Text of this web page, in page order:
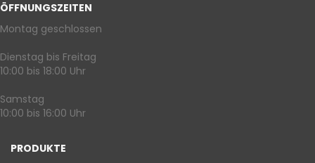
ÖFFNUNGSZEITEN
Montag geschlossen
Dienstag bis Freitag
10:00 bis 18:00 Uhr
Samstag
10:00 bis 16:00 Uhr
PRODUKTE